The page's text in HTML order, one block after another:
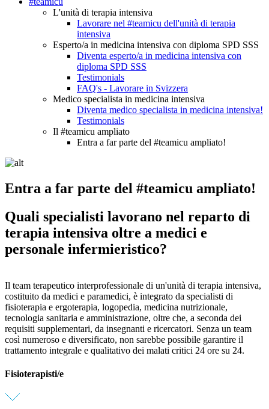
L'unità di terapia intensiva
Lavorare nel #teamicu dell'unità di terapia
intensiva
Esperto/a in medicina intensiva con diploma SPD SSS
Diventa esperto/a in medicina intensiva con
diploma SPD SSS
Testimonials
FAQ's - Lavorare in Svizzera
Medico specialista in medicina intensiva
Diventa medico specialista in medicina intensiva!
Testimonials
Il #teamicu ampliato
Entra a far parte del #teamicu ampliato!
Entra a far parte del #teamicu ampliato!
Quali specialisti lavorano nel reparto di
terapia intensiva oltre a medici e
personale infermieristico?
Il team terapeutico interprofessionale di un'unità di terapia intensiva,
costituito da medici e paramedici, è integrato da specialisti di
fisioterapia e ergoterapia, logopedia, medicina nutrizionale,
tecnologia sanitaria e amministrazione, oltre che, a seconda dei
requisiti supplementari, da insegnanti e ricercatori. Senza un team
così numeroso e diversificato, non sarebbe possibile garantire il
trattamento integrale e qualitativo dei malati critici 24 ore su 24.
Fisioterapisti/e